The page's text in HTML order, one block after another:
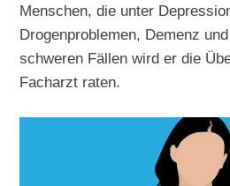
Menschen, die unter
Drogenproblemen, Demenz
schweren Fällen wird er die
Facharzt raten.